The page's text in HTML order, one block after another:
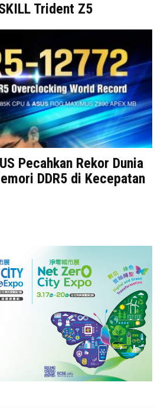
Trident Z5
Pecahkan Rekor Dunia
DDR5 di Kecepatan